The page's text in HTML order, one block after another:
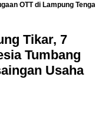
OTT di Lampung
Tikar, 7
Tumbang
Usaha